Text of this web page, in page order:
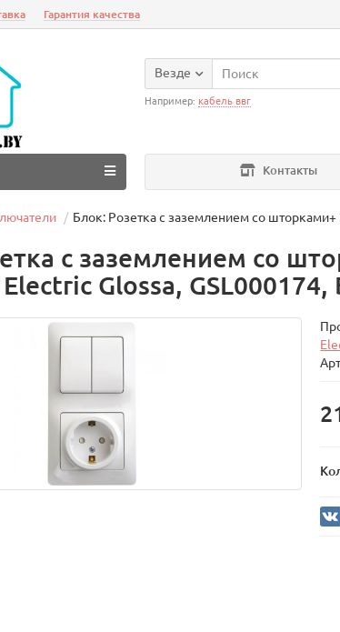
Гарантия качества
Везде
Например: кабель ввг
Контакты
Блок: Розетка с заземлением со
с заземлением со
Glossa,